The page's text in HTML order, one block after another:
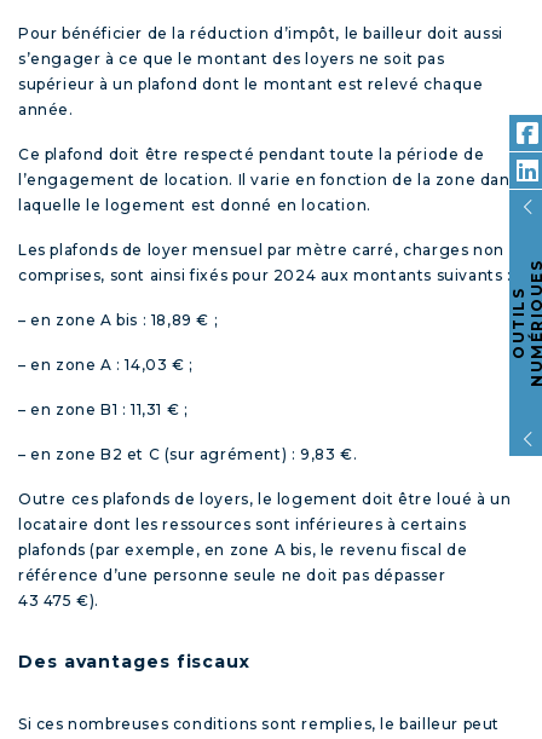
Pour bénéficier de la réduction d’impôt, le bailleur doit aussi
s’engager à ce que le montant des loyers ne soit pas
supérieur à un plafond dont le montant est relevé chaque
année.
Ce plafond doit être respecté pendant toute la période de
l’engagement de location. Il varie en fonction de la zone dans
laquelle le logement est donné en location.
Les plafonds de loyer mensuel par mètre carré, charges non
comprises, sont ainsi fixés pour 2024 aux montants suivants :
– en zone A bis : 18,89 € ;
– en zone A : 14,03 € ;
– en zone B1 : 11,31 € ;
– en zone B2 et C (sur agrément) : 9,83 €.
Outre ces plafonds de loyers, le logement doit être loué à un
locataire dont les ressources sont inférieures à certains
plafonds (par exemple, en zone A bis, le revenu fiscal de
référence d’une personne seule ne doit pas dépasser
43 475 €).
Des avantages fiscaux
Si ces nombreuses conditions sont remplies, le bailleur peut
O
U
T
I
L
S
N
U
M
É
R
I
Q
U
E